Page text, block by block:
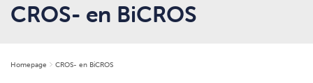
CROS- en BiCROS
Homepage CROS- en BiCROS